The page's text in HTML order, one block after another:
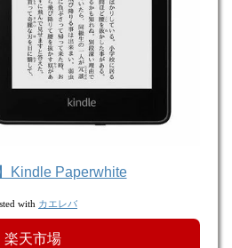
Kindle Paperwhite
with カエレバ
楽天市場